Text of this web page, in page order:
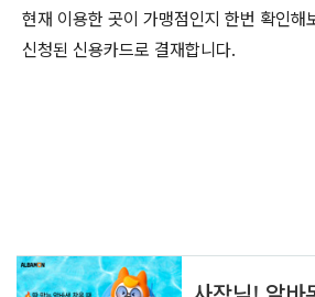
현재 이용한 곳이 가맹점인지 한번 확인해
신청된 신용카드로 결재합니다.